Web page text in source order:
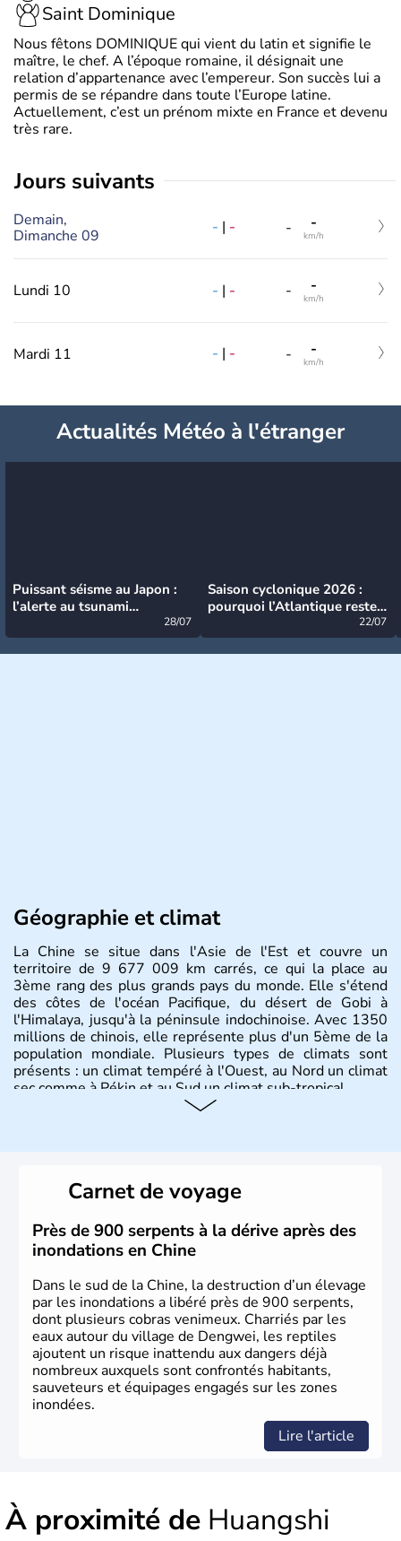
Saint Dominique
Nous fêtons DOMINIQUE qui vient du latin et signifie le
maître, le chef. A l’époque romaine, il désignait une
relation d’appartenance avec l’empereur. Son succès lui a
permis de se répandre dans toute l’Europe latine.
Actuellement, c’est un prénom mixte en France et devenu
très rare.
jours suivants
Demain,
Dimanche 09
- | - - -
km/h
Lundi 10 - | - - -
km/h
Mardi 11 - | - - -
km/h
Actualités Météo à l'étranger
Puissant séisme au Japon :
l’alerte au tsunami
28/07
Saison cyclonique 2026 :
pourquoi l’Atlantique reste
22/07
Géographie et climat
La Chine se situe dans l'Asie de l'Est et couvre un
territoire de 9 677 009 km carrés, ce qui la place au
3ème rang des plus grands pays du monde. Elle s'étend
des côtes de l'océan Pacifique, du désert de Gobi à
l'Himalaya, jusqu'à la péninsule indochinoise. Avec 1350
millions de chinois, elle représente plus d'un 5ème de la
population mondiale. Plusieurs types de climats sont
présents : un climat tempéré à l'Ouest, au Nord un climat
sec comme à Pékin et au Sud un climat sub-tropical.
dynasties. La dynastie Qing a été la dernière à régner
jusqu'aux guerres de l'opium lorsque la Chine s'est
constituée comme nation et a retrouvé son indépendance
en 1945. Illustre pays en matière d'inventions avant-
gardistes, la Chine a été la première utilisatrice du papier,
de l'imprimerie à caractères mobiles, de la boussole et de
la poudre à canon.
Carnet de voyage
Près de 900 serpents à la dérive après des
inondations en Chine
Dans le sud de la Chine, la destruction d’un élevage
par les inondations a libéré près de 900 serpents,
dont plusieurs cobras venimeux. Charriés par les
eaux autour du village de Dengwei, les reptiles
ajoutent un risque inattendu aux dangers déjà
nombreux auxquels sont confrontés habitants,
sauveteurs et équipages engagés sur les zones
inondées.
Lire l'article
À proximité de Huangshi